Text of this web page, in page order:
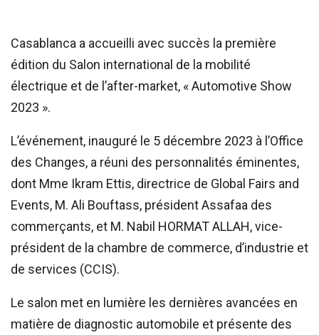
Casablanca a accueilli avec succès la première
édition du Salon international de la mobilité
électrique et de l’after-market, « Automotive Show
2023 ».
L’événement, inauguré le 5 décembre 2023 à l’Office
des Changes, a réuni des personnalités éminentes,
dont Mme Ikram Ettis, directrice de Global Fairs and
Events, M. Ali Bouftass, président Assafaa des
commerçants, et M. Nabil HORMAT ALLAH, vice-
président de la chambre de commerce, d’industrie et
de services (CCIS).
Le salon met en lumière les dernières avancées en
matière de diagnostic automobile et présente des